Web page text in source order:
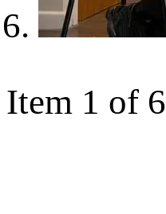
Item 1 of 6